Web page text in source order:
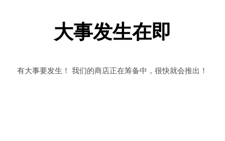
大事发生在即
有大事要发生！ 我们的商店正在筹备中，很快就会推出！